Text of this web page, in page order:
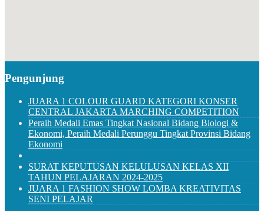
Pengunjung
JUARA 1 COLOUR GUARD KATEGORI KONSER
CENTRAL JAKARTA MARCHING COMPETITION
Peraih Medali Emas Tingkat Nasional Bidang Biologi &
Ekonomi, Peraih Medali Perunggu Tingkat Provinsi Bidang
Ekonomi
SURAT KEPUTUSAN KELULUSAN KELAS XII
TAHUN PELAJARAN 2024-2025
JUARA 1 FASHION SHOW LOMBA KREATIVITAS
SENI PELAJAR